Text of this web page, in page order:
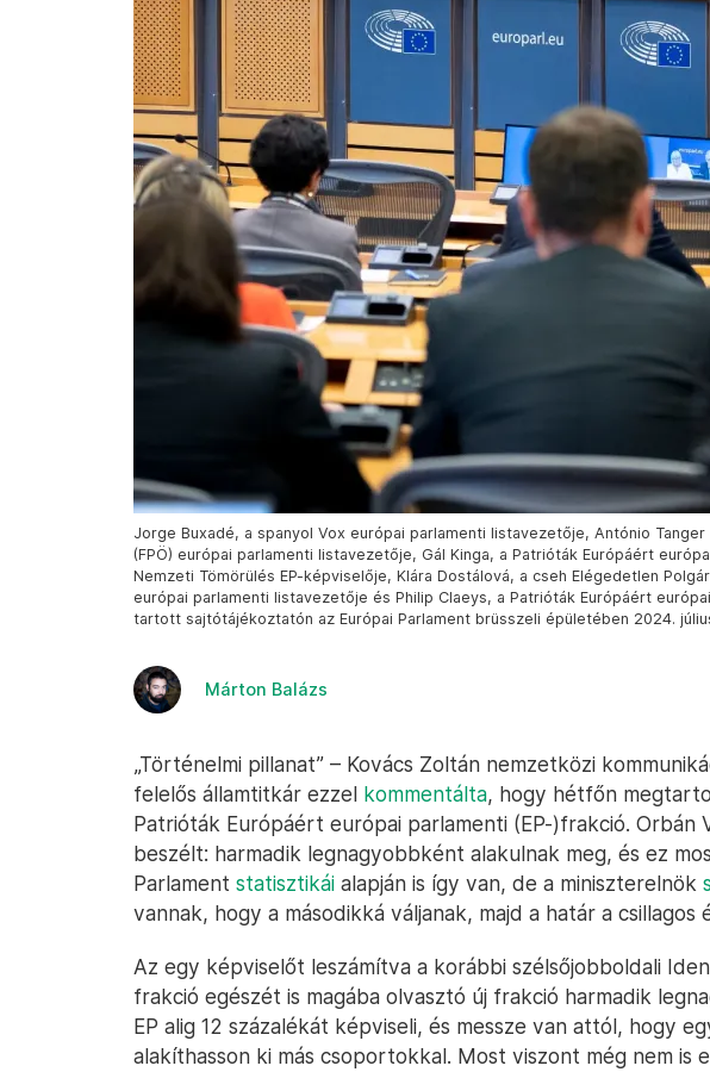
Jorge Buxadé, a spanyol Vox európai parlamenti listavezetője, António
(FPÖ) európai parlamenti listavezetője, Gál Kinga, a Patrióták Európáért
Nemzeti Tömörülés EP-képviselője, Klára Dostálová, a cseh Elégedetlen
európai parlamenti listavezetője és Philip Claeys, a Patrióták Európáért
tartott sajtótájékoztatón az Európai Parlament brüsszeli épületében 2024.
Márton Balázs
„Történelmi pillanat” – Kovács Zoltán nemzetközi
felelős államtitkár ezzel kommentálta, hogy hétfőn
Patrióták Európáért európai parlamenti (EP-)frakció. Orbán
beszélt: harmadik legnagyobbként alakulnak meg, és ez
Parlament statisztikái alapján is így van, de a miniszterelnök
vannak, hogy a másodikká váljanak, majd a határ a csillagos
Az egy képviselőt leszámítva a korábbi szélsőjobboldali
frakció egészét is magába olvasztó új frakció harmadik
EP alig 12 százalékát képviseli, és messze van attól, hogy
alakíthasson ki más csoportokkal. Most viszont még nem is